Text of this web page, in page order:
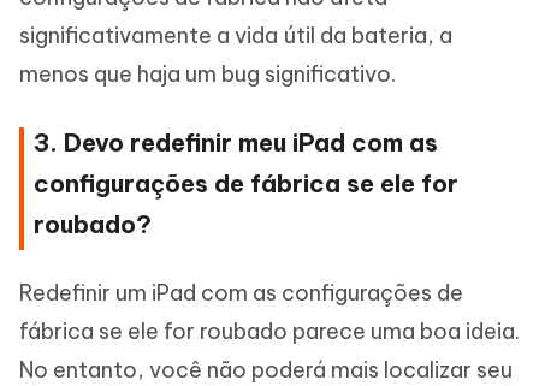
significativamente a vida útil da bateria, a
menos que haja um bug significativo.
3. Devo redefinir meu iPad com as
configurações de fábrica se ele for
roubado?
Redefinir um iPad com as configurações de
fábrica se ele for roubado parece uma boa ideia.
No entanto, você não poderá mais localizar seu